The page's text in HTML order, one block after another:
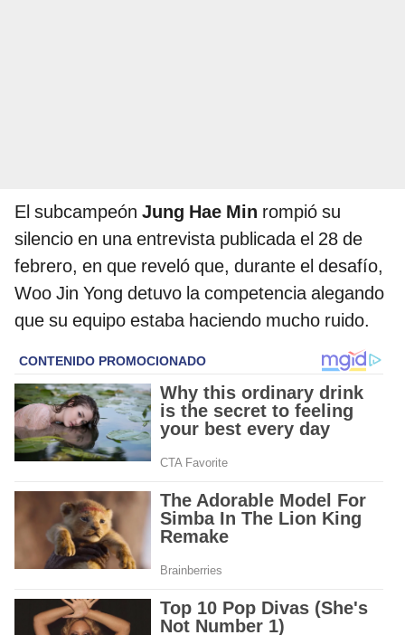
El subcampeón Jung Hae Min rompió su
silencio en una entrevista publicada el 28 de
febrero, en que reveló que, durante el desafío,
Woo Jin Yong detuvo la competencia alegando
que su equipo estaba haciendo mucho ruido.